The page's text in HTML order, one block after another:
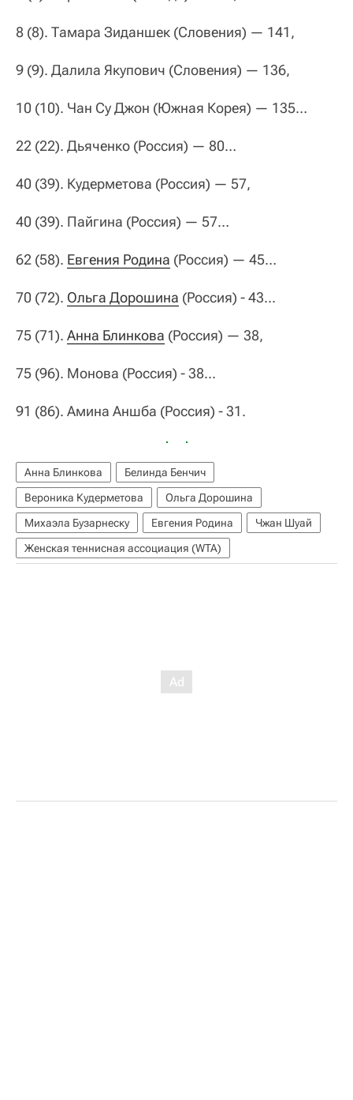
8 (8). Тамара Зиданшек (Словения) — 141,
9 (9). Далила Якупович (Словения) — 136,
10 (10). Чан Су Джон (Южная Корея) — 135…
22 (22). Дьяченко (Россия) — 80…
40 (39). Кудерметова (Россия) — 57,
40 (39). Пайгина (Россия) — 57…
62 (58). Евгения Родина (Россия) — 45…
70 (72). Ольга Дорошина (Россия) - 43...
75 (71). Анна Блинкова (Россия) — 38,
75 (96). Монова (Россия) - 38...
91 (86). Амина Аншба (Россия) - 31.
Анна Блинкова
Белинда Бенчич
Вероника Кудерметова
Ольга Дорошина
Михаэла Бузарнеску
Евгения Родина
Чжан Шуай
Женская теннисная ассоциация (WTA)